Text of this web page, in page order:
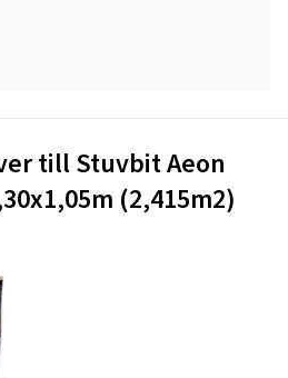
till Stuvbit Aeon
(2,415m2)